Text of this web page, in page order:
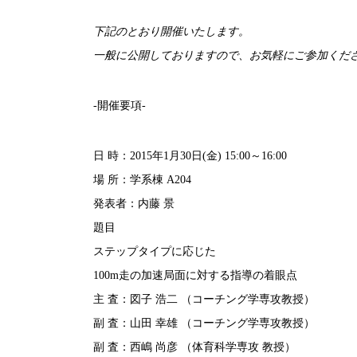
下記のとおり開催いたします。
一般に公開しておりますので、お気軽にご参加くだ
-開催要項-
日 時：2015年1月30日(金) 15:00～16:00
場 所：学系棟 A204
発表者：内藤 景
題目
ステップタイプに応じた
100m走の加速局面に対する指導の着眼点
主 査：図子 浩二 （コーチング学専攻教授）
副 査：山田 幸雄 （コーチング学専攻教授）
副 査：西嶋 尚彦 （体育科学専攻 教授）